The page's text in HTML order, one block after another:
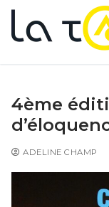
4ème
ADELINE CHAMP